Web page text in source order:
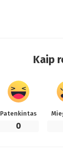
Kaip
Patenkintas
0